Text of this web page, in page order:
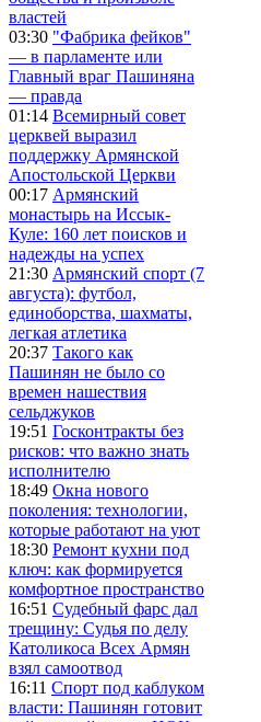
властей
03:30 "Фабрика фейков"
— в парламенте или
Главный враг Пашиняна
— правда
01:14 Всемирный совет
церквей выразил
поддержку Армянской
Апостольской Церкви
00:17 Армянский
монастырь на Иссык-
Куле: 160 лет поисков и
надежды на успех
21:30 Армянский спорт (7
августа): футбол,
единоборства, шахматы,
легкая атлетика
20:37 Такого как
Пашинян не было со
времен нашествия
сельджуков
19:51 Госконтракты без
рисков: что важно знать
исполнителю
18:49 Окна нового
поколения: технологии,
которые работают на уют
18:30 Ремонт кухни под
ключ: как формируется
комфортное пространство
16:51 Судебный фарс дал
трещину: Судья по делу
Католикоса Всех Армян
взял самоотвод
16:11 Спорт под каблуком
власти: Пашинян готовит